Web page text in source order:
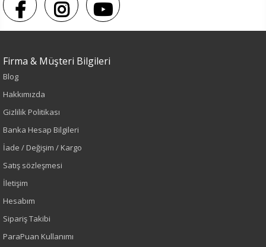
Sezon : KIŞLIK
Renk
Sezon
Yaş Grubu
Yetişkin
Kalıp
Firma & Müşteri Bilgileri
Blog
Hakkımızda
Gizlilik Politikası
Banka Hesap Bilgileri
İade / Değişim / Kargo
Satış sözleşmesi
İletişim
Hesabım
Sipariş Takibi
ParaPuan Kullanımı